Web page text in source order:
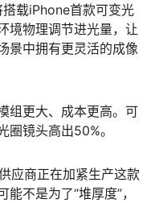
载iPhone首款可变光
境物理调节进光量，让
景中拥有更灵活的成像
组更大、成本更高。可
圈镜头高出50%。
应商正在加紧生产这款
不是为了“堆厚度”，